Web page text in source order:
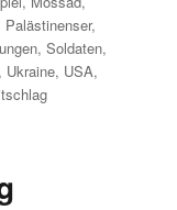
Palästinenser,
,Soldaten,
, Ukraine, USA,